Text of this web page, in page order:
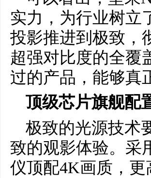
实力，为行业树立
投影推进到极致，
超强对比度的全覆
过的产品，能够真
顶级芯片旗舰配
极致的光源技术
致的观影体验。采
仪顶配4K画质，更